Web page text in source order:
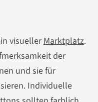
visuellerMarktplatz.
der
und sie für
Individuelle